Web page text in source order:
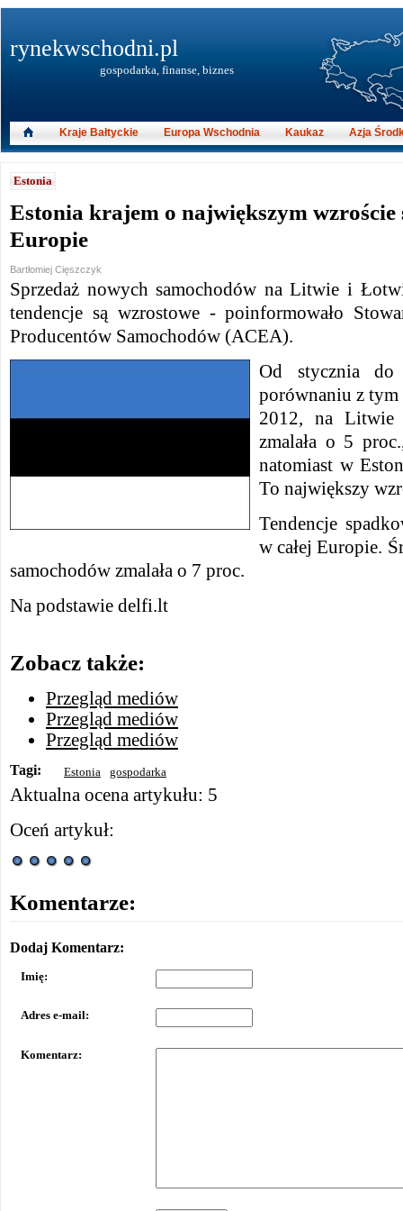
Estonia
Estonia krajem o największym wzroście
Europie
Bartłomiej Cięszczyk
Sprzedaż nowych samochodów na Litwie i
tendencje są wzrostowe - poinformowało
Producentów Samochodów (ACEA).
Od stycznia
porównaniu z tym
2012, na Litwie
zmalała o 5
natomiast w
To największy
Tendencje
w całej Europie.
samochodów zmalała o 7 proc.
Na podstawie delfi.lt
Zobacz także:
Przegląd mediów
Przegląd mediów
Przegląd mediów
Tagi: Estonia gospodarka
Aktualna ocena artykułu: 5
Oceń artykuł:
Komentarze:
Dodaj Komentarz:
Imię:
Adres e-mail:
Komentarz:
rynekwschodni.pl
gospodarka, finanse, biznes
Kraje Bałtyckie Europa Wschodnia Kaukaz Azja